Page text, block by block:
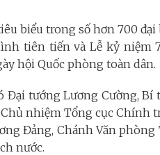
biểu trong số hơn 700
tiên tiến và Lễ kỷ niệm
hội Quốc phòng toàn dân.
Đại tướng Lương Cường,
nhiệm Tổng cục Chính
Đảng, Chánh Văn
nước.